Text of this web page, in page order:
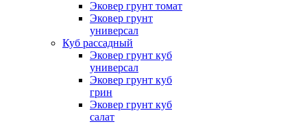
Эковер грунт томат
Эковер грунт
универсал
Куб рассадный
Эковер грунт куб
универсал
Эковер грунт куб
грин
Эковер грунт куб
салат